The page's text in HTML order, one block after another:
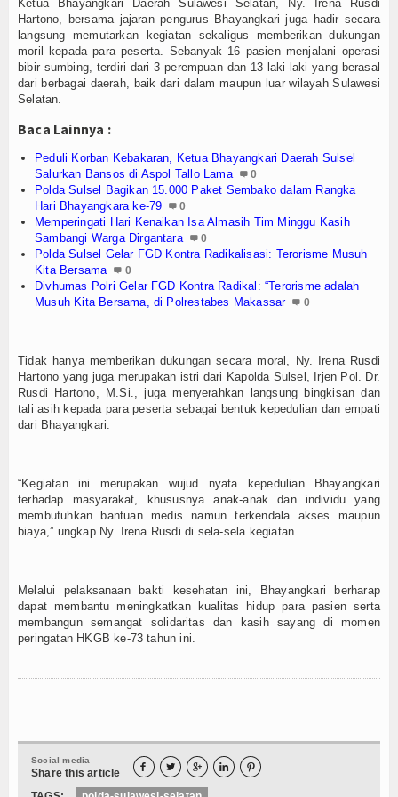
Ketua Bhayangkari Daerah Sulawesi Selatan, Ny. Irena Rusdi
Hartono, bersama jajaran pengurus Bhayangkari juga hadir secara
langsung memutarkan kegiatan sekaligus memberikan dukungan
moril kepada para peserta. Sebanyak 16 pasien menjalani operasi
bibir sumbing, terdiri dari 3 perempuan dan 13 laki-laki yang berasal
dari berbagai daerah, baik dari dalam maupun luar wilayah Sulawesi
Selatan.
Baca Lainnya :
Peduli Korban Kebakaran, Ketua Bhayangkari Daerah Sulsel
Salurkan Bansos di Aspol Tallo Lama
0
Polda Sulsel Bagikan 15.000 Paket Sembako dalam Rangka
Hari Bhayangkara ke-79
0
Memperingati Hari Kenaikan Isa Almasih Tim Minggu Kasih
Sambangi Warga Dirgantara
0
Polda Sulsel Gelar FGD Kontra Radikalisasi: Terorisme Musuh
Kita Bersama
0
Divhumas Polri Gelar FGD Kontra Radikal: “Terorisme adalah
Musuh Kita Bersama, di Polrestabes Makassar
0
Tidak hanya memberikan dukungan secara moral, Ny. Irena Rusdi
Hartono yang juga merupakan istri dari Kapolda Sulsel, Irjen Pol. Dr.
Rusdi Hartono, M.Si., juga menyerahkan langsung bingkisan dan
tali asih kepada para peserta sebagai bentuk kepedulian dan empati
dari Bhayangkari.
“Kegiatan ini merupakan wujud nyata kepedulian Bhayangkari
terhadap masyarakat, khususnya anak-anak dan individu yang
membutuhkan bantuan medis namun terkendala akses maupun
biaya,” ungkap Ny. Irena Rusdi di sela-sela kegiatan.
Melalui pelaksanaan bakti kesehatan ini, Bhayangkari berharap
dapat membantu meningkatkan kualitas hidup para pasien serta
membangun semangat solidaritas dan kasih sayang di momen
peringatan HKGB ke-73 tahun ini.
Social media
Share this article     